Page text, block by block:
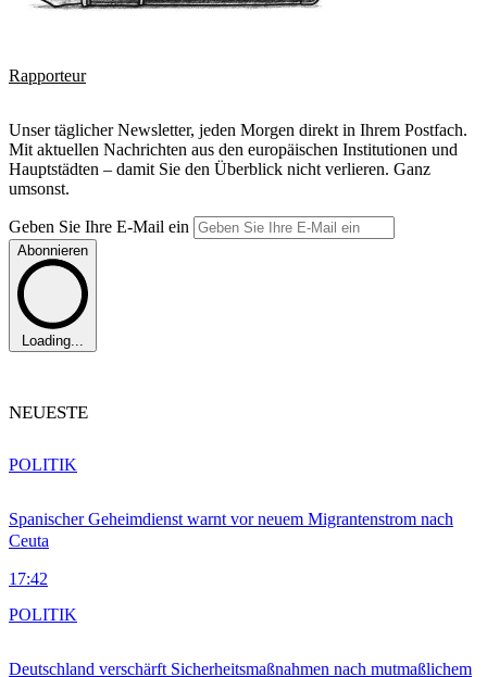
Rapporteur
Unser täglicher Newsletter, jeden Morgen direkt in Ihrem Postfach.
Mit aktuellen Nachrichten aus den europäischen Institutionen und
Hauptstädten – damit Sie den Überblick nicht verlieren. Ganz
umsonst.
Geben Sie Ihre E-Mail ein
Abonnieren
Loading...
NEUESTE
Spanischer Geheimdienst warnt vor neuem Migrantenstrom nach
Ceuta
17:42
POLITIK
Deutschland verschärft Sicherheitsmaßnahmen nach mutmaßlichem
POLITIK